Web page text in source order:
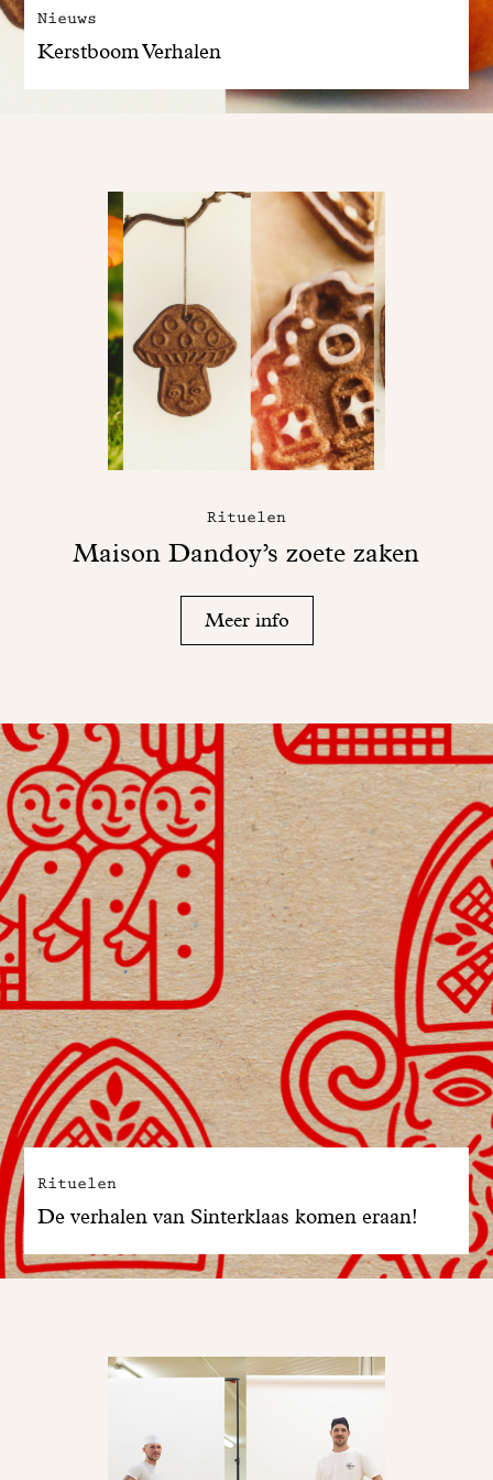
Nieuws
Kerstboom Verhalen
Rituelen
Maison Dandoy’s zoete zaken
Meer info
Rituelen
De verhalen van Sinterklaas komen eraan!